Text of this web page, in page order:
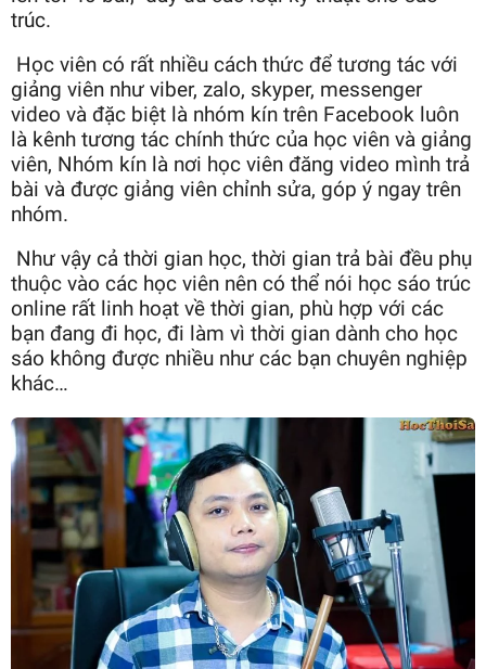
trúc.
Học viên có rất nhiều cách thức để tương tác với
giảng viên như viber, zalo, skyper, messenger
video và đặc biệt là nhóm kín trên Facebook luôn
là kênh tương tác chính thức của học viên và giảng
viên, Nhóm kín là nơi học viên đăng video mình trả
bài và được giảng viên chỉnh sửa, góp ý ngay trên
nhóm.
Như vậy cả thời gian học, thời gian trả bài đều phụ
thuộc vào các học viên nên có thể nói học sáo trúc
online rất linh hoạt về thời gian, phù hợp với các
bạn đang đi học, đi làm vì thời gian dành cho học
sáo không được nhiều như các bạn chuyên nghiệp
khác…